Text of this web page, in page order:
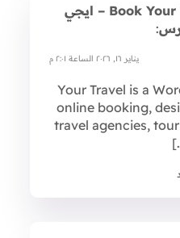
Book Your Travel Theme – ايجي
:
يناير ١٦, ٢٠٢٦ الساعة ٢:٠١ م
[…] Your Travel is a
online booking,
travel agencies,